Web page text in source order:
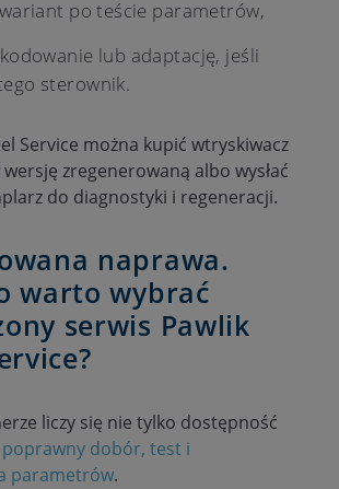
po teście parametrów,
lub adaptację, jeśli
sterownik.
Service można kupić wtryskiwacz
zregenerowaną albo wysłać
do diagnostyki i regeneracji.
naprawa.
warto wybrać
serwis Pawlik
liczy się nie tylko dostępność
poprawny dobór, test i
parametrów.